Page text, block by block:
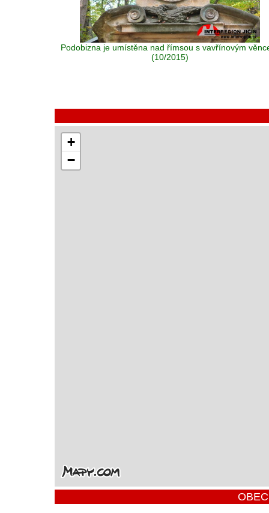
Podobizna je umístěna nad římsou s vavřínovým
(10/2015)
+
−